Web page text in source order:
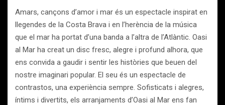
Amars, cançons d’amor i mar és un espectacle inspirat en
llegendes de la Costa Brava i en l’herència de la música
que el mar ha portat d’una banda a l’altra de l’Atlàntic. Oasi
al Mar ha creat un disc fresc, alegre i profund alhora, que
ens convida a gaudir i sentir les històries que beuen del
nostre imaginari popular. El seu és un espectacle de
contrastos, una experiència sempre. Sofisticats i alegres,
íntims i divertits, els arranjaments d’Oasi al Mar ens fan